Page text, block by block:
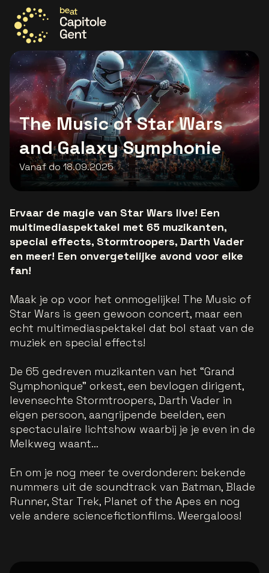
Ga naar de homepage
The Music of Star Wars
and Galaxy Symphonie
Vanaf do 18.09.2025
Ervaar de magie van Star Wars live! Een
multimediaspektakel met 65 muzikanten,
special effects, Stormtroopers, Darth Vader
en meer! Een onvergetelijke avond voor elke
fan!
Maak je op voor het onmogelijke! The Music of
Star Wars is geen gewoon concert, maar een
echt multimediaspektakel dat bol staat van de
muziek en special effects!
De 65 gedreven muzikanten van het “Grand
Symphonique” orkest, een bevlogen dirigent,
levensechte Stormtroopers, Darth Vader in
eigen persoon, aangrijpende beelden, een
spectaculaire lichtshow waarbij je je even in de
Melkweg waant…
En om je nog meer te overdonderen: bekende
nummers uit de soundtrack van Batman, Blade
Runner, Star Trek, Planet of the Apes en nog
vele andere sciencefictionfilms. Weergaloos!